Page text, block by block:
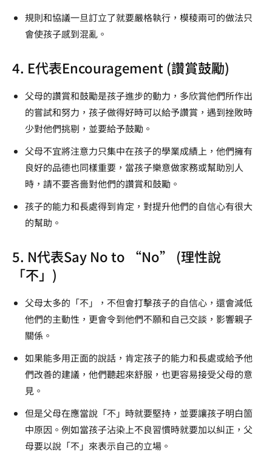
規則和協議一旦訂立了就要嚴格執行，模稜兩可的做法只
會使孩子感到混亂。
4. E代表Encouragement (讚賞鼓勵)
父母的讚賞和鼓勵是孩子進步的動力，多欣賞他們所作出
的嘗試和努力，孩子做得好時可以給予讚賞，遇到挫敗時
少對他們挑剔，並要給予鼓勵。
父母不宜將注意力只集中在孩子的學業成績上，他們擁有
良好的品德也同樣重要，當孩子樂意做家務或幫助別人
時，請不要吝嗇對他們的讚賞和鼓勵。
孩子的能力和長處得到肯定，對提升他們的自信心有很大
的幫助。
5. N代表Say No to “No” (理性說
「不」)
父母太多的「不」，不但會打擊孩子的自信心，還會減低
他們的主動性，更會令到他們不願和自己交談，影響親子
關係。
如果能多用正面的說話，肯定孩子的能力和長處或給予他
們改善的建議，他們聽起來舒服，也更容易接受父母的意
見。
但是父母在應當說「不」時就要堅持，並要讓孩子明白箇
中原因。例如當孩子沾染上不良習慣時就要加以糾正，父
母要以說「不」來表示自己的立場。